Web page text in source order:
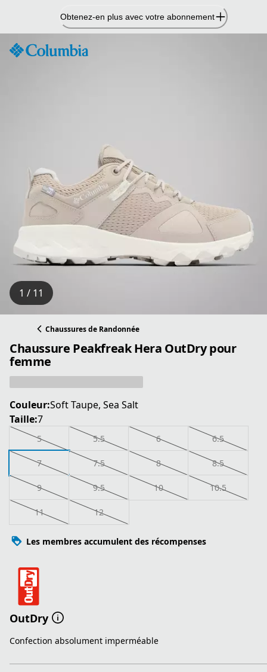
contenu
Obtenez-en plus avec votre abonnement
1 / 11
Chaussures de Randonnée
Chaussure Peakfreak Hera OutDry pour
femme
Couleur:Soft Taupe, Sea Salt
Taille:7
5 5.5 6 6.5
7 7.5 8 8.5
9 9.5 10 10.5
11 12
Les membres accumulent des récompenses
OutDry
Confection absolument imperméable